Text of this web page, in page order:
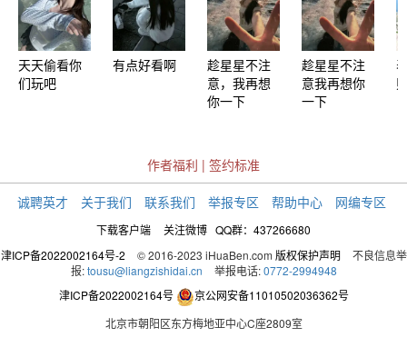
天天偷看你
们玩吧
有点好看啊
趁星星不注
意，我再想
你一下
趁星星不注
意我再想你
一下
作者福利 | 签约标准
诚聘英才 关于我们 联系我们 举报专区 帮助中心 网编专区
下载客户端 关注微博 QQ群：437266680
津ICP备2022002164号-2
© 2016-2023 iHuaBen.com 版权保护声明
不良信息举
报: tousu@liangzishidai.cn 举报电话: 0772-2994948
津ICP备2022002164号
京公网安备11010502036362号
北京市朝阳区东方梅地亚中心C座2809室